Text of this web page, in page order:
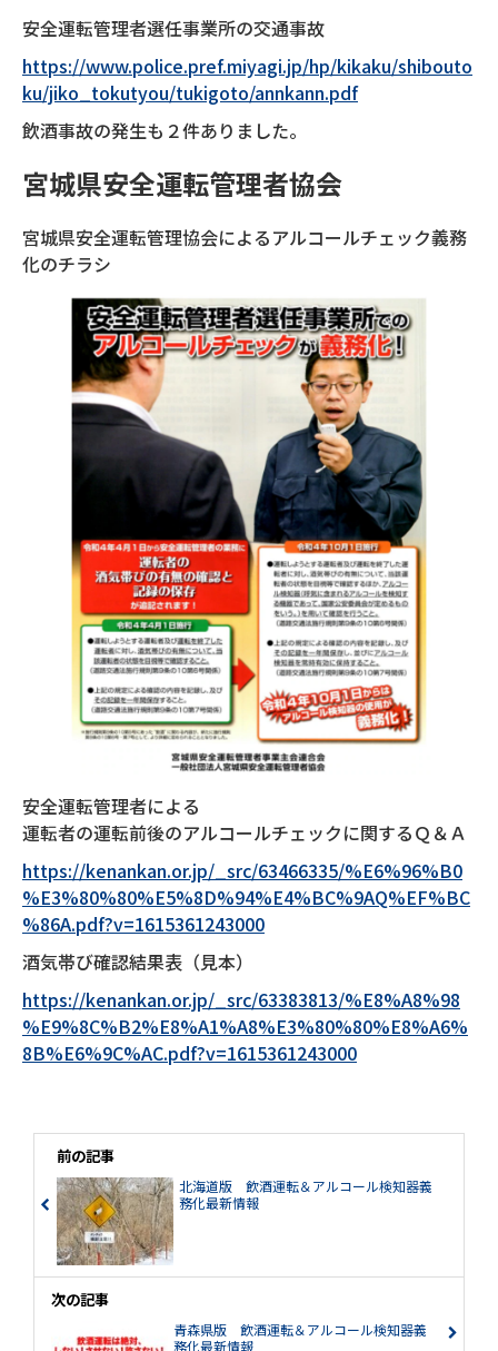
安全運転管理者選任事業所の交通事故
https://www.police.pref.miyagi.jp/hp/kikaku/shibouto
ku/jiko_tokutyou/tukigoto/annkann.pdf
飲酒事故の発生も２件ありました。
宮城県安全運転管理者協会
宮城県安全運転管理協会によるアルコールチェック義務
化のチラシ
安全運転管理者による
運転者の運転前後のアルコールチェックに関するＱ＆Ａ
https://kenankan.or.jp/_src/63466335/%E6%96%B0
%E3%80%80%E5%8D%94%E4%BC%9AQ%EF%BC
%86A.pdf?v=1615361243000
酒気帯び確認結果表（見本）
https://kenankan.or.jp/_src/63383813/%E8%A8%98
%E9%8C%B2%E8%A1%A8%E3%80%80%E8%A6%
8B%E6%9C%AC.pdf?v=1615361243000
前の記事
北海道版 飲酒運転＆アルコール検知器義
務化最新情報
次の記事
青森県版 飲酒運転＆アルコール検知器義
務化最新情報